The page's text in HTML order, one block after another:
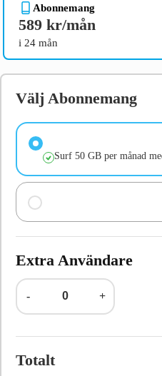
Abonnemang
589 kr/mån
i 24 mån
Välj Abonnemang
Surf 50 GB per månad
Extra Användare
- +
Totalt